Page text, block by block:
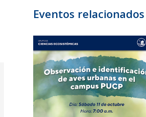
Eventos relacionados